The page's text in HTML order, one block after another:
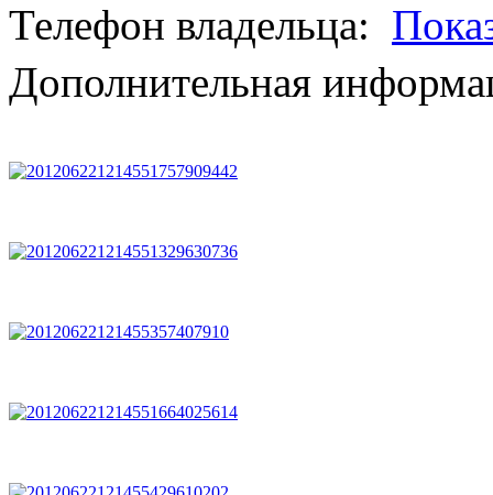
Телефон владельца:
Дополнительная